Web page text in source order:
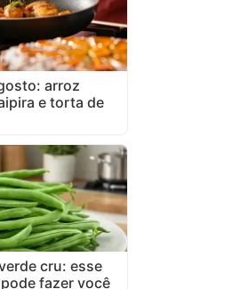
arroz
e torta de
cru: esse
fazer você